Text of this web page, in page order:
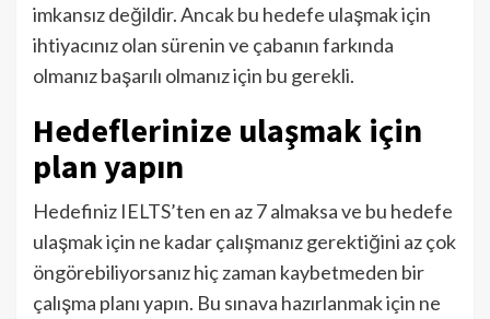
imkansız değildir. Ancak bu hedefe ulaşmak için
ihtiyacınız olan sürenin ve çabanın farkında
olmanız başarılı olmanız için bu gerekli.
Hedeflerinize ulaşmak için
plan yapın
Hedefiniz IELTS’ten en az 7 almaksa ve bu hedefe
ulaşmak için ne kadar çalışmanız gerektiğini az çok
öngörebiliyorsanız hiç zaman kaybetmeden bir
çalışma planı yapın. Bu sınava hazırlanmak için ne